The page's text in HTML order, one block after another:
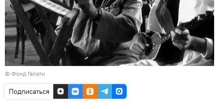
© Фонд Галати
Подписаться